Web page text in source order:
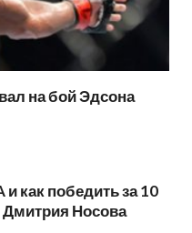
на бой Эдсона
как победить за 10
Носова